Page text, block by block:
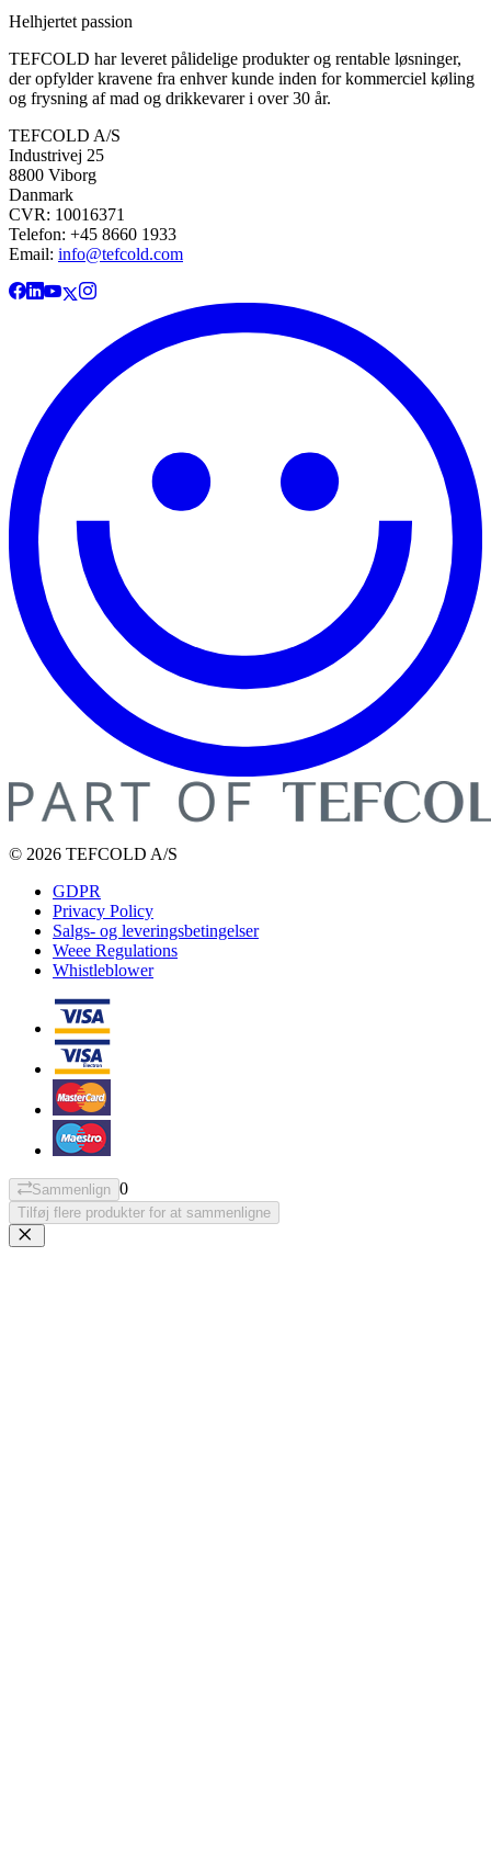
Helhjertet passion
TEFCOLD har leveret pålidelige produkter og rentable løsninger,
der opfylder kravene fra enhver kunde inden for kommerciel køling
og frysning af mad og drikkevarer i over 30 år.
TEFCOLD A/S
Industrivej 25
8800 Viborg
Danmark
CVR: 10016371
Telefon: +45 8660 1933
Email: info@tefcold.com
© 2026 TEFCOLD A/S
GDPR
Privacy Policy
Salgs- og leveringsbetingelser
Weee Regulations
Whistleblower
Sammenlign 0
Tilføj flere produkter for at sammenligne